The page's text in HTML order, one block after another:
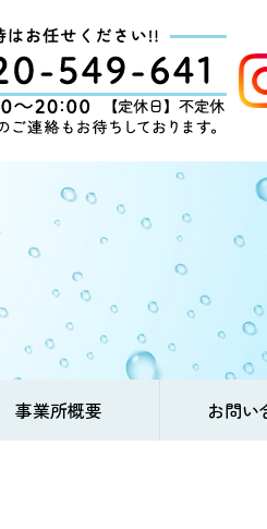
事業所概要 お問い